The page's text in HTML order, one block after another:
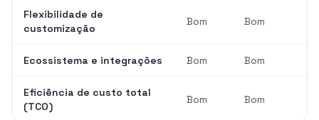
Flexibilidade de
customização
Bom Bom
Ecossistema e integrações Bom Bom
Eficiência de custo total
(TCO)
Bom Bom